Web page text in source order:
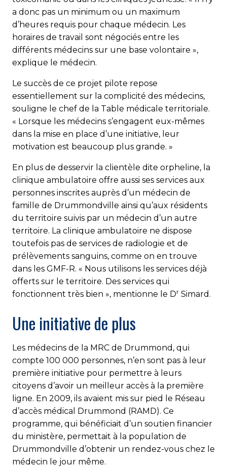
a donc pas un minimum ou un maximum
d’heures requis pour chaque médecin. Les
horaires de travail sont négociés entre les
différents médecins sur une base volontaire »,
explique le médecin.
Le succès de ce projet pilote repose
essentiellement sur la complicité des médecins,
souligne le chef de la Table médicale territoriale.
« Lorsque les médecins s’engagent eux-mêmes
dans la mise en place d’une initiative, leur
motivation est beaucoup plus grande. »
En plus de desservir la clientèle dite orpheline, la
clinique am­bu­latoire offre aussi ses services aux
personnes inscrites auprès d’un médecin de
famille de Drummondville ainsi qu’aux résidents
du territoire suivis par un médecin d’un autre
territoire. La clinique ambulatoire ne dispose
toutefois pas de ser­vices de radiologie et de
prélèvements sanguins, comme on en trouve
dans les GMF-R. « Nous utilisons les services déjà
offerts sur le territoire. Des services qui
fonctionnent très bien », mentionne le Dr Simard.
Une initiative de plus
Les médecins de la MRC de Drummond, qui
compte 100 000 per­sonnes, n’en sont pas à leur
première initiative pour permettre à leurs
citoyens d’avoir un meilleur accès à la première
ligne. En 2009, ils avaient mis sur pied le Réseau
d’accès médical Drummond (RAMD). Ce
programme, qui bénéficiait d’un soutien financier
du ministère, permettait à la population de
Drummondville d’obtenir un rendez-vous chez le
médecin le jour même.